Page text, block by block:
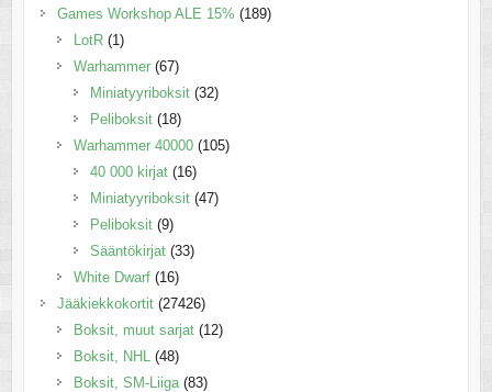
Games Workshop ALE 15% (189)
LotR (1)
Warhammer (67)
Miniatyyriboksit (32)
Peliboksit (18)
Warhammer 40000 (105)
40 000 kirjat (16)
Miniatyyriboksit (47)
Peliboksit (9)
Sääntökirjat (33)
White Dwarf (16)
Jääkiekkokortit (27426)
Boksit, muut sarjat (12)
Boksit, NHL
(48)
Boksit, SM-Liiga (83)